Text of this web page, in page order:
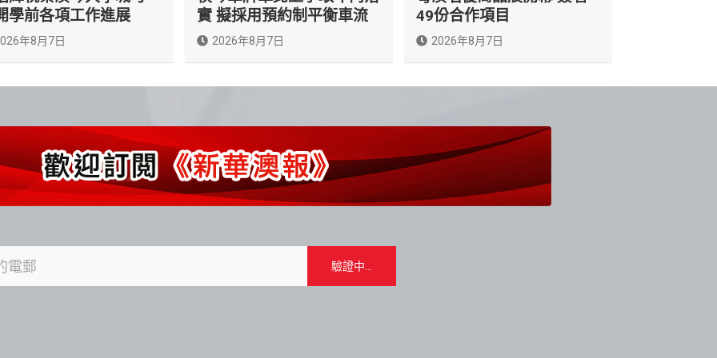
學前各項工作進展
年8月7日
實 擬採用預約制平衡車流
2026年8月7日
49份合作項目
2026年8月7日